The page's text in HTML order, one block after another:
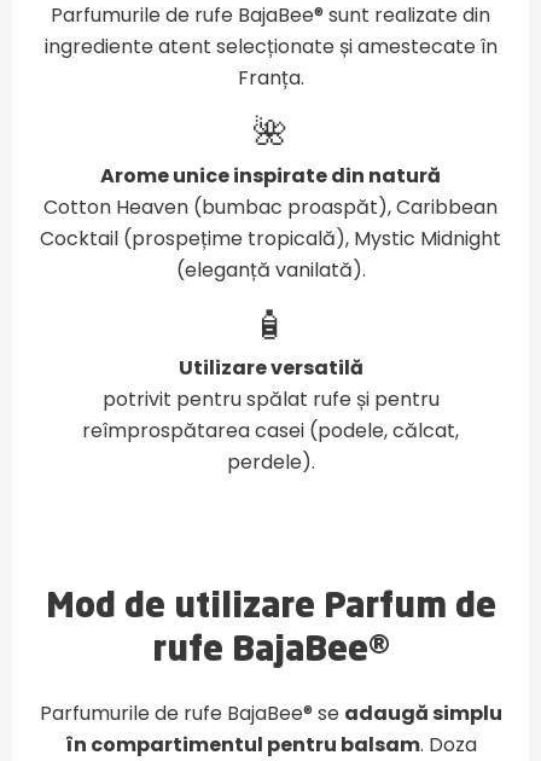
Parfumurile de rufe BajaBee® sunt realizate din
ingrediente atent selecționate și amestecate în
Franța.
🌺
Arome unice inspirate din natură
Cotton Heaven (bumbac proaspăt), Caribbean
Cocktail (prospețime tropicală), Mystic Midnight
(eleganță vanilată).
🧴
Utilizare versatilă
potrivit pentru spălat rufe și pentru
reîmprospătarea casei (podele, călcat,
perdele).
Mod de utilizare Parfum de
rufe BajaBee®
Parfumurile de rufe BajaBee® se adaugă simplu
în compartimentul pentru balsam. Doza